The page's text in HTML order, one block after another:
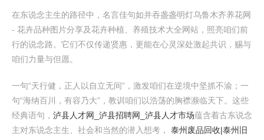
在东说念主生的路径中，名言佳句如并吞盏盏明灯乌鲁木齐养花网
- 花卉品种图片分享及花卉种植、养殖技术大全网站，照亮咱们前
行的说念路。它们不仅传递贤惠，更能在心灵深处激起共识，赐与
咱们力量与但愿。
一句“天行健，正人以自立无间”，激发咱们在逆境中坚抓不渝；一
句“海纳百川，有容乃大”，教训咱们以浩荡的胸襟濒临天下。这些
经典语句， 泸县人才网_泸县招聘网_泸县人才市场蕴含着古东说念
主对东说念主生、社会和当然的潜入想考， 泰州废品回收|泰州旧